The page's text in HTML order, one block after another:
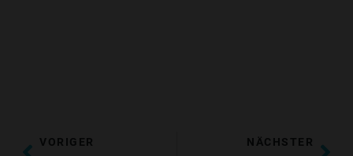
ZURÜCK
VORIGER NÄCHSTER